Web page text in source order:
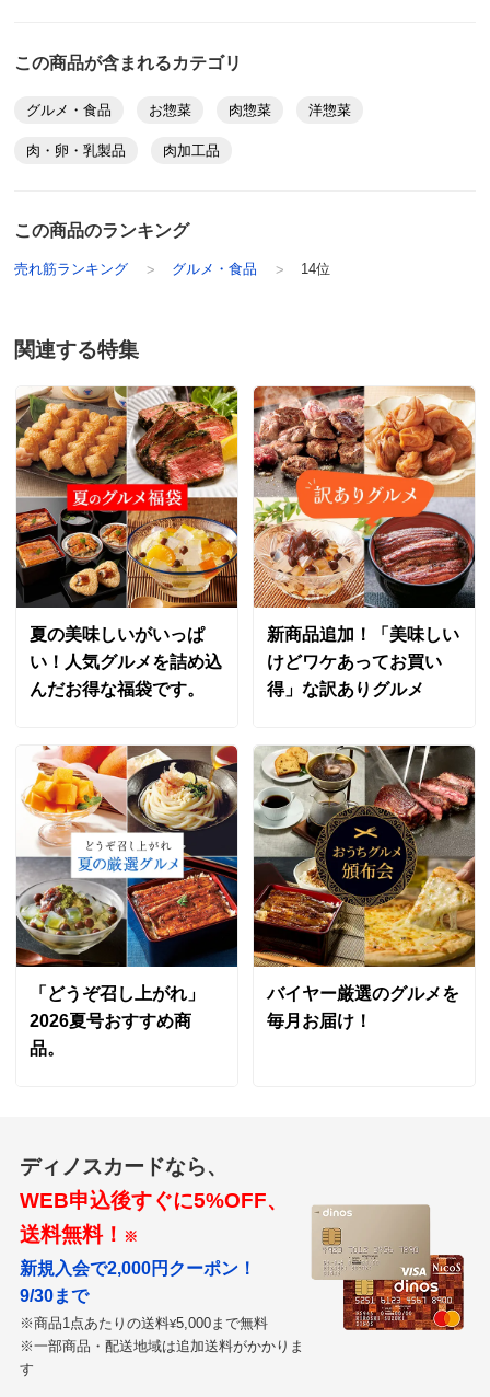
ソースの味は良かったが、思ったよりハンバーグが小ぶ
りでした。
最近はコンビニのデミグラスソースハンバーグも美味し
上げます。
山形県
美味しいのは間違いなし。温めてすぐプロの味。量も多
過ぎずちょうど良い。
2026/06/09
商品担当者より
この度はご購入いただき誠にありがとうございま
す。今後ともディノスをどうぞよろしくお願い申し
大阪府
ソースもたっぷり入っているのでいつもパスタを添えて
いただいてます。大満足の一品です。
2026/04/15
商品担当者より
この度はご購入いただき誠にありがとうございま
1度目は 国産牛肉でした。2度 3度と、リピートし
て、４０数％国産牛肉に変化・工夫してるのは、仕方あ
りません。世界情勢に合わせて。外食に足を運び、やっ
と叶う 美味しいソースが、簡単に手に入ります。
2026/03/23
この商品が含まれるカテゴリ
グルメ・食品 お惣菜 肉惣菜 洋惣菜
肉・卵・乳製品 肉加工品
この商品のランキング
売れ筋ランキング グルメ・食品 14位
関連する特集
夏の美味しいがいっぱ
い！人気グルメを詰め込
んだお得な福袋です。
新商品追加！「美味しい
けどワケあってお買い
得」な訳ありグルメ
「どうぞ召し上がれ」
2026夏号おすすめ商
品。
バイヤー厳選のグルメを
毎月お届け！
ディノスカードなら、
WEB申込後すぐに5%OFF、
送料無料！ ※
新規入会で2,000円クーポン！
9/30まで
※商品1点あたりの送料¥5,000まで無料
※一部商品・配送地域は追加送料がかかりま
す